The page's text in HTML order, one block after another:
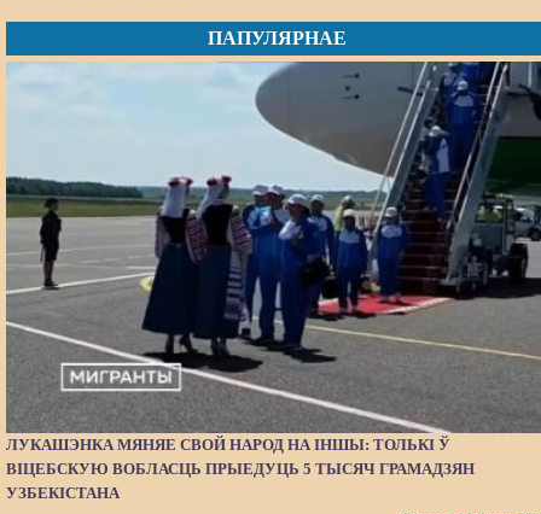
ПАПУЛЯРНАЕ
ЛУКАШЭНКА МЯНЯЕ СВОЙ НАРОД НА ІНШЫ: ТОЛЬКІ Ў
ВІЦЕБСКУЮ ВОБЛАСЦЬ ПРЫЕДУЦЬ 5 ТЫСЯЧ ГРАМАДЗЯН
УЗБЕКІСТАНА